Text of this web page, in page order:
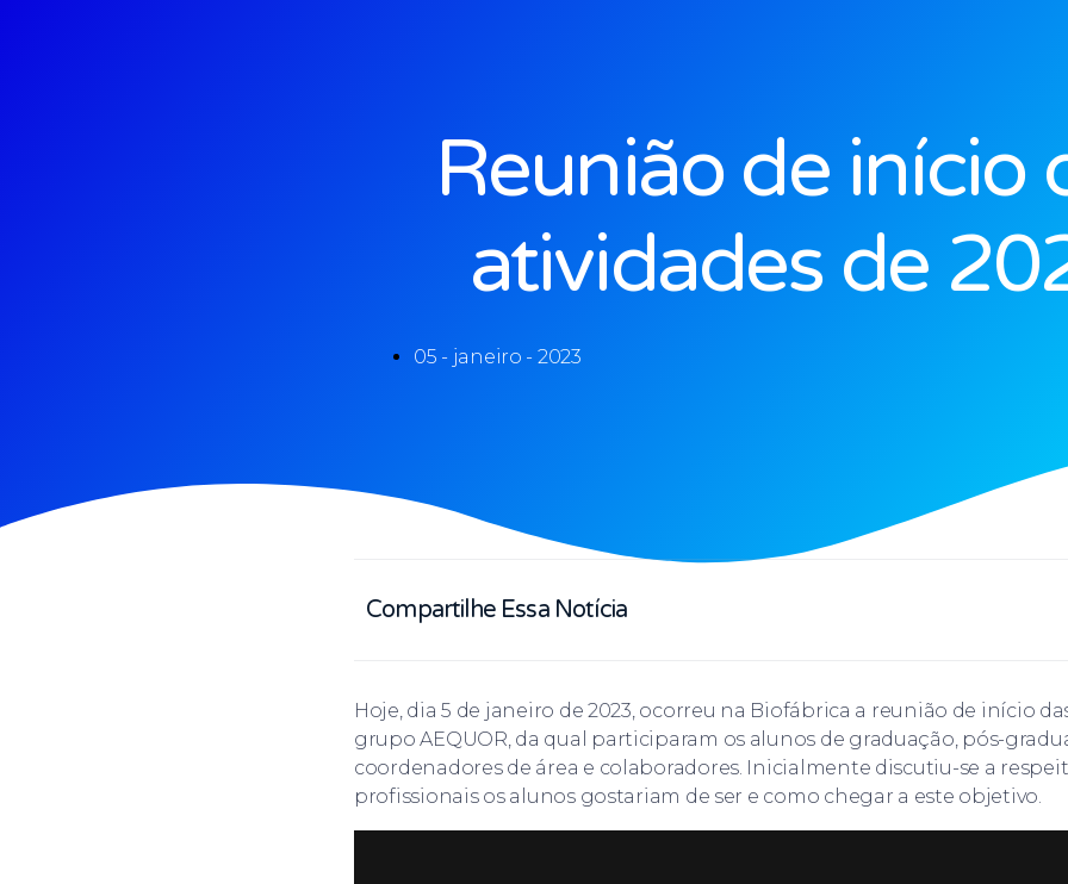
Reunião de início
atividades de
05 - janeiro - 2023
Compartilhe Essa Notícia
Hoje, dia 5 de janeiro de 2023, ocorreu na Biofábrica a reunião de início
grupo AEQUOR, da qual participaram os alunos de graduação, pós-
coordenadores de área e colaboradores. Inicialmente discutiu-se a
profissionais os alunos gostariam de ser e como chegar a este objetivo.